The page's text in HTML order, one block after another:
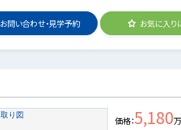
お問い合わせ・見学予約 お気に入り
価格 5,180